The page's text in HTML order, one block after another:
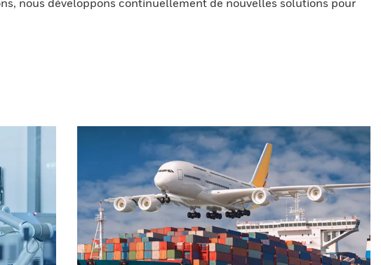
nous développons continuellement de nouvelles solutions pour